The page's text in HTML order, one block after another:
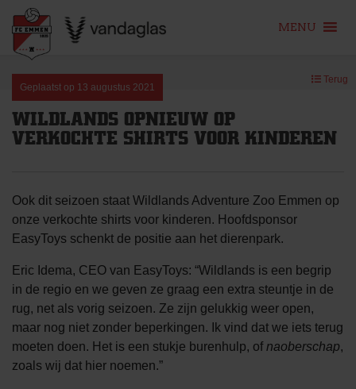
content
MENU
Geplaatst op 13 augustus 2021
Terug
WILDLANDS OPNIEUW OP
VERKOCHTE SHIRTS VOOR KINDEREN
Ook dit seizoen staat Wildlands Adventure Zoo Emmen op
onze verkochte shirts voor kinderen. Hoofdsponsor
EasyToys schenkt de positie aan het dierenpark.
Eric Idema, CEO van EasyToys: “Wildlands is een begrip
in de regio en we geven ze graag een extra steuntje in de
rug, net als vorig seizoen. Ze zijn gelukkig weer open,
maar nog niet zonder beperkingen. Ik vind dat we iets terug
moeten doen. Het is een stukje burenhulp, ofnaoberschap,
zoals wij dat hier noemen.”